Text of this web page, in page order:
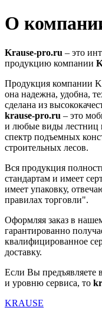
О
Krause-pro.ru – это
продукцию компании
Продукция компании
она надежна, удобна,
сделана из
krause-pro.ru – это
и любые виды лестниц
спектр подъемных
строительных лесов.
Вся продукция
стандартам и имеет
имеет упаковку,
правилах торговли".
Оформляя заказ в
гарантированно
квалифицированное
доставку.
Если Вы предъявляете
и уровню сервиса, то
KRAUSE